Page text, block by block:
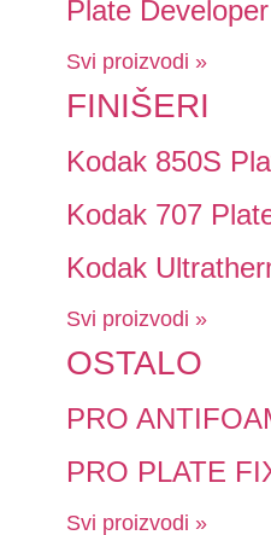
Plate
Svi proizvodi »
FINIŠERI
Kodak 850S
Kodak 707
Kodak
Svi proizvodi »
OSTALO
PRO
PRO PLATE
Svi proizvodi »